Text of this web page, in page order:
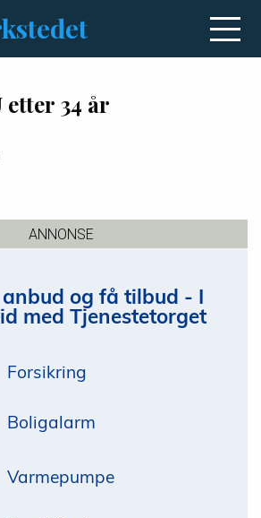
etter 34 år
ANNONSE
anbud og få tilbud - I
med Tjenestetorget
Forsikring
Boligalarm
Varmepumpe